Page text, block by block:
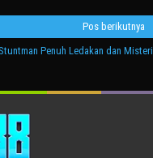
Pos berikutnya
Penuh Ledakan dan Misteri